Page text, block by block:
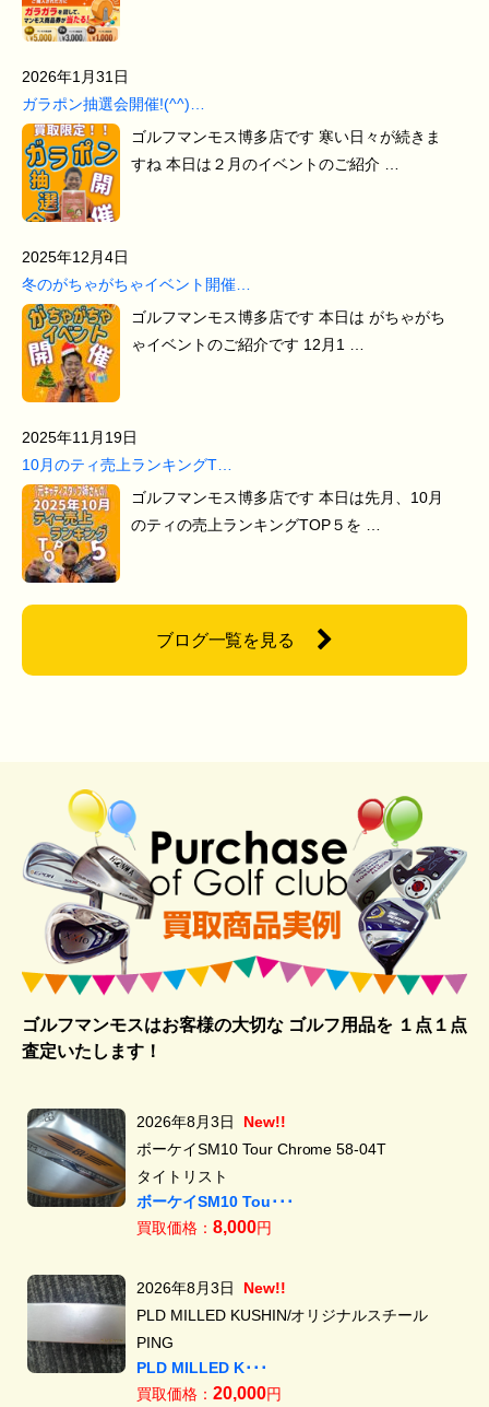
2026年1月31日
ガラポン抽選会開催!(^^)…
ゴルフマンモス博多店です 寒い日々が続きま
すね 本日は２月のイベントのご紹介 …
2025年12月4日
冬のがちゃがちゃイベント開催…
ゴルフマンモス博多店です 本日は がちゃがち
ゃイベントのご紹介です 12月1 …
2025年11月19日
10月のティ売上ランキングT…
ゴルフマンモス博多店です 本日は先月、10月
のティの売上ランキングTOP５を …
ブログ一覧を見る
ゴルフマンモスはお客様の大切な ゴルフ用品を１点１点
査定いたします！
2026年8月3日
New!!
ボーケイSM10 Tour Chrome 58-04T
タイトリスト
ボーケイSM10 Tou･･･
買取価格： 8,000円
2026年8月3日
New!!
PLD MILLED KUSHIN/オリジナルスチール
PING
PLD MILLED K･･･
買取価格： 20,000円